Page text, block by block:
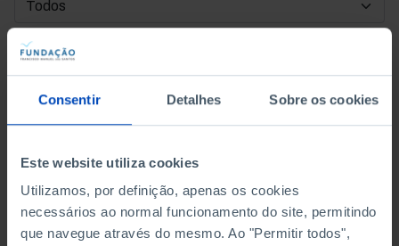
Consentir Detalhes Sobre os cookies
Este website utiliza cookies
Utilizamos, por definição, apenas os cookies
necessários ao normal funcionamento do site, permitindo
que navegue através do mesmo. Ao "Permitir todos",
DATA DE INÍCIO
DATA DE FIM